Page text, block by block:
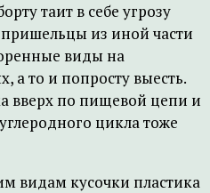
таит в себе угрозу
из иной части
виды на
а то и попросту выесть.
вверх по пищевой цепи и
цикла тоже
видам кусочки пластика